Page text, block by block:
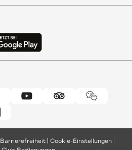
Barrierefreiheit Cookie-Einstellungen